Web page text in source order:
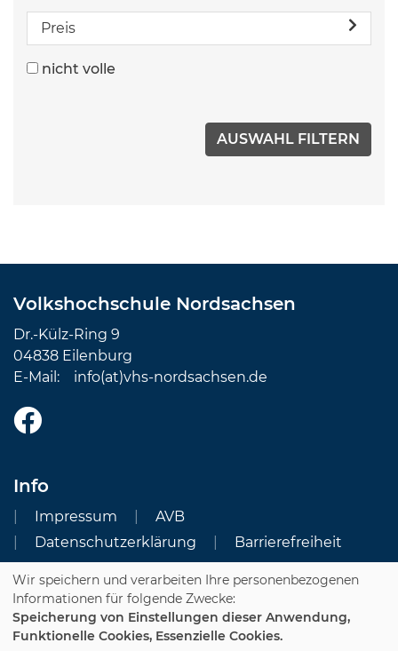
Preis
nicht volle
Volkshochschule Nordsachsen
Dr.-Külz-Ring 9
04838 Eilenburg
E-Mail: info(at)vhs-nordsachsen.de
Info
Impressum
AVB
Datenschutzerklärung
Barrierefreiheit
Cookie Einstellungen
Dozenten-Login
Wir speichern und verarbeiten Ihre personenbezogenen
Informationen für folgende Zwecke:
Speicherung von Einstellungen dieser Anwendung,
Funktionelle Cookies, Essenzielle Cookies.